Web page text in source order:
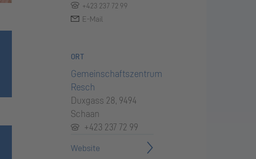
+423 237 72 99
E-Mail
ORT
Gemeinschaftszentrum
Resch
Duxgass 28, 9494
Schaan
+423 237 72 99
Website